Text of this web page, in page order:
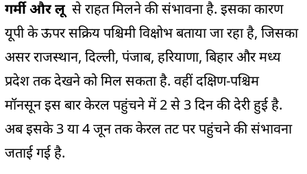
गर्मी और लू से राहत मिलने की संभावना है. इसका कारण
यूपी के ऊपर सक्रिय पश्चिमी विक्षोभ बताया जा रहा है, जिसका
असर राजस्थान, दिल्ली, पंजाब, हरियाणा, बिहार और मध्य
प्रदेश तक देखने को मिल सकता है. वहीं दक्षिण-पश्चिम
मॉनसून इस बार केरल पहुंचने में 2 से 3 दिन की देरी हुई है.
अब इसके 3 या 4 जून तक केरल तट पर पहुंचने की संभावना
जताई गई है.